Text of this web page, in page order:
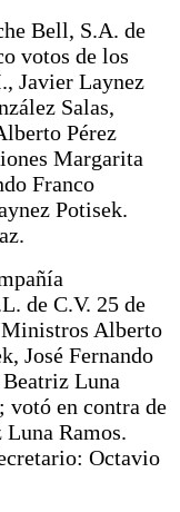
Bell, S.A. de
votos de los
Javier Laynez
Salas,
Pérez
Margarita
Franco
Potisek.
de C.V. 25 de
Ministros Alberto
José Fernando
Luna
votó en contra de
Ramos.
Octavio